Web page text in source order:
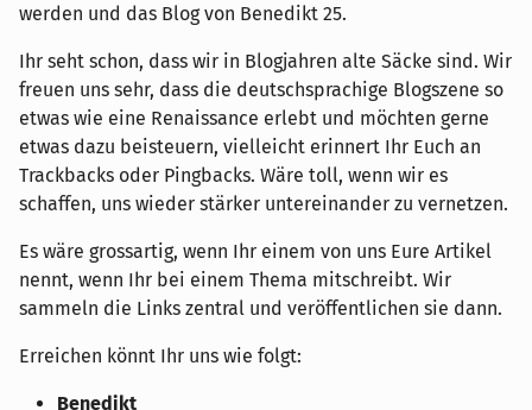
werden und das Blog von Benedikt 25.
Ihr seht schon, dass wir in Blogjahren alte Säcke sind. Wir
freuen uns sehr, dass die deutschsprachige Blogszene so
etwas wie eine Renaissance erlebt und möchten gerne
etwas dazu beisteuern, vielleicht erinnert Ihr Euch an
Trackbacks oder Pingbacks. Wäre toll, wenn wir es
schaffen, uns wieder stärker untereinander zu vernetzen.
Es wäre grossartig, wenn Ihr einem von uns Eure Artikel
nennt, wenn Ihr bei einem Thema mitschreibt. Wir
sammeln die Links zentral und veröffentlichen sie dann.
Erreichen könnt Ihr uns wie folgt:
Benedikt